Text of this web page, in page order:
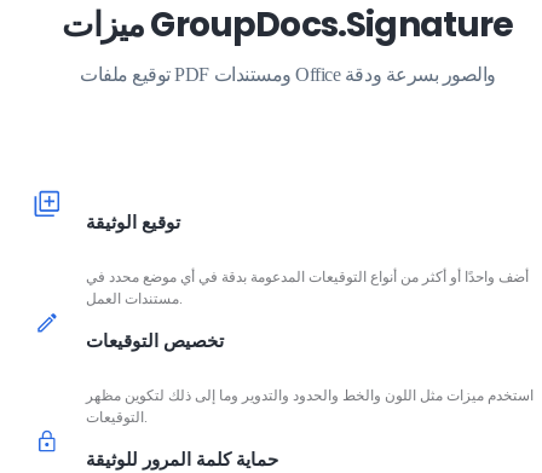
ميزات GroupDocs.Signature
توقيع ملفات PDF ومستندات Office والصور بسرعة ودقة
توقيع الوثيقة
أضف واحدًا أو أكثر من أنواع التوقيعات المدعومة بدقة في أي موضع محدد في
تخصيص التوقيعات
استخدم ميزات مثل اللون والخط والحدود والتدوير وما إلى ذلك لتكوين مظهر
التوقيعات.
حماية كلمة المرور للوثيقة